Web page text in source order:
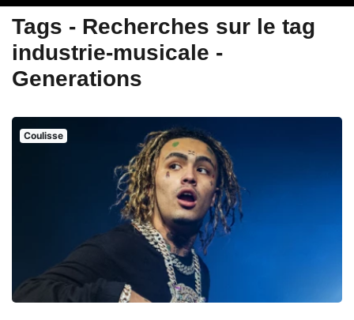
Tags - Recherches sur le tag
industrie-musicale -
Generations
Coulisse